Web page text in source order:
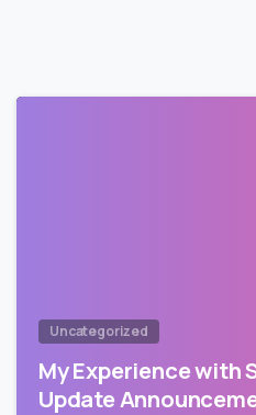
Uncategorized
My Experience with
Update